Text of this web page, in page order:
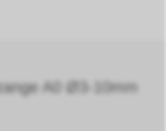
A0 Ø3-10mm